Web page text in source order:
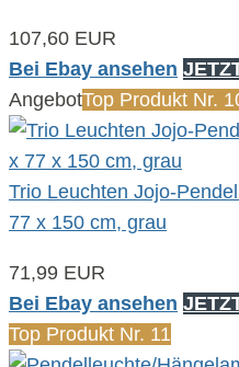
107,60 EUR
Bei Ebay ansehen
AngebotTop Produkt Nr.
Trio Leuchten Jojo-
77 x 150 cm, grau
71,99 EUR
Bei Ebay ansehen
Top Produkt Nr. 11